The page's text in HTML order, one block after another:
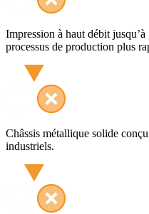
Impression à haut débit
processus de production plus
Châssis métallique solide
industriels.